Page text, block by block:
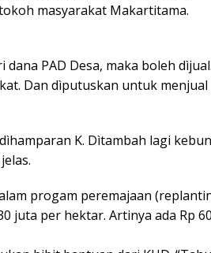
masyarakat Makartitama.
PAD Desa, maka boleh dìjual.
Dan dìputuskan untuk menjual
K. Dìtambah lagi kebun
progam peremajaan
juta per hektar. Artinya ada Rp 60